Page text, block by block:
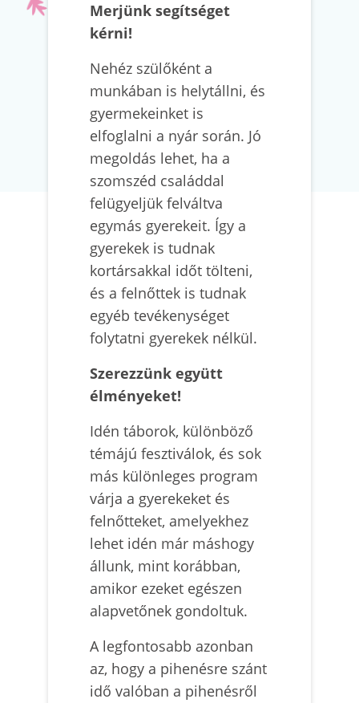
Merjünk segítséget
kérni!
Nehéz szülőként a
munkában is helytállni, és
gyermekeinket is
elfoglalni a nyár során. Jó
megoldás lehet, ha a
szomszéd családdal
felügyeljük felváltva
egymás gyerekeit. Így a
gyerekek is tudnak
kortársakkal időt tölteni,
és a felnőttek is tudnak
egyéb tevékenységet
folytatni gyerekek nélkül.
Szerezzünk együtt
élményeket!
Idén táborok, különböző
témájú fesztiválok, és sok
más különleges program
várja a gyerekeket és
felnőtteket, amelyekhez
lehet idén már máshogy
állunk, mint korábban,
amikor ezeket egészen
alapvetőnek gondoltuk.
A legfontosabb azonban
az, hogy a pihenésre szánt
idő valóban a pihenésről